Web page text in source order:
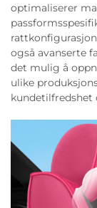
optimaliserer
også avanserte
det mulig å
ulike
kundetilfredshet